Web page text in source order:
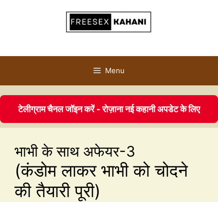
Menu
टेलीग्राम चैनल जॉइन करें - रोज़ाना नई कहानी अपडेट के लिए
भाभी के साथ अफेयर-3
(कंडोम लाकर भाभी को चोदने
की तैयारी पूरी)